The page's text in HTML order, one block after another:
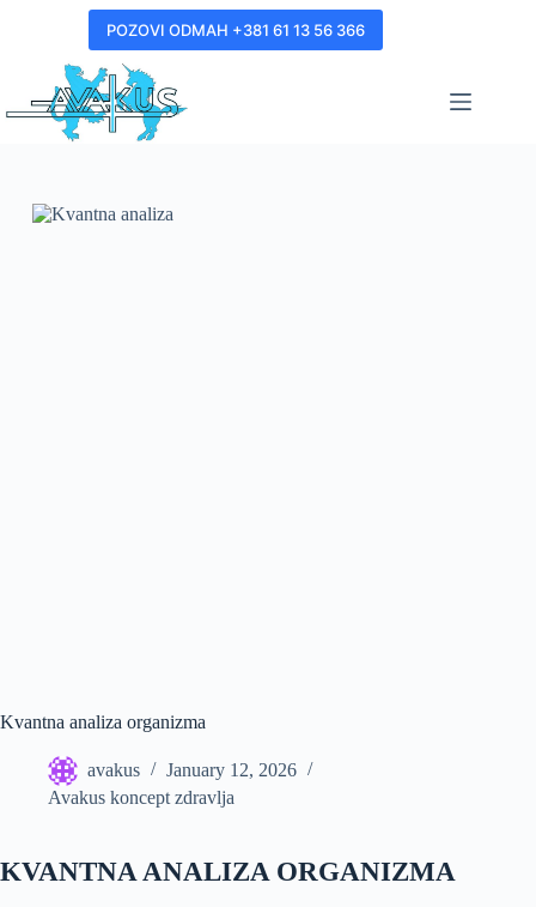
POZOVI ODMAH +381 61 13 56 366
Kvantna analiza organizma
avakus
January 12, 2026
Avakus koncept zdravlja
KVANTNA ANALIZA ORGANIZMA